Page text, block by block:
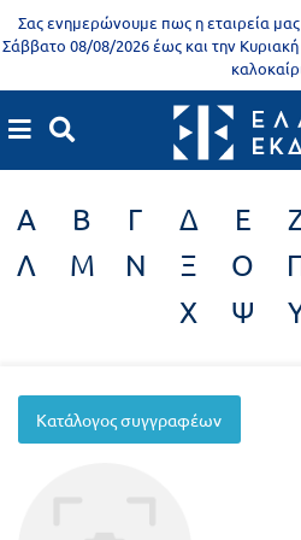
Σας ενημερώνουμε πως η εταιρεία
Σάββατο 08/08/2026 έως και την
X
Βιβλία
ενήλικες
βιβλία
Trivia
Books
Προδημοτική
εκπαίδευση
Εκπαιδευτικές
αφίσες
Βιβλία
νηπιαγωγείου
Σειρά
Δημοτικό
Α΄
Συγγραφείς
Α Β Γ Δ Ε
Λ
Μ Ν Ξ Ο
Χ
Ψ
Κατάλογος συγγραφέων